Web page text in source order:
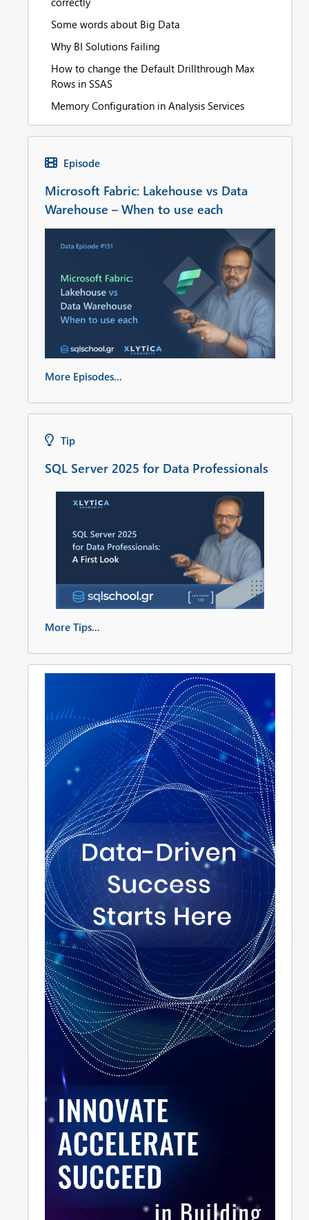
Some words about Big Data
Why BI Solutions Failing
How to change the Default Drillthrough Max
Rows in SSAS
Memory Configuration in Analysis Services
Episode
Microsoft Fabric: Lakehouse vs Data
Warehouse – When to use each
More Episodes...
Tip
SQL Server 2025 for Data Professionals
More Tips...